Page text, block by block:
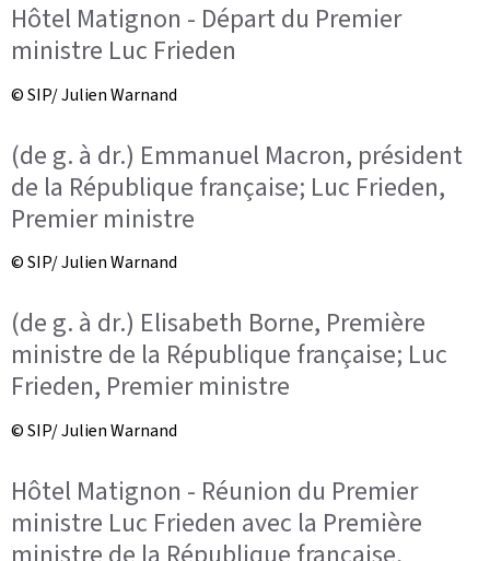
d
o
Hôtel Matignon - Départ du Premier
ministre Luc Frieden
© SIP/ Julien Warnand
(de g. à dr.) Emmanuel Macron, président
de la République française; Luc Frieden,
Premier ministre
© SIP/ Julien Warnand
(de g. à dr.) Elisabeth Borne, Première
ministre de la République française; Luc
Frieden, Premier ministre
© SIP/ Julien Warnand
Hôtel Matignon - Réunion du Premier
ministre Luc Frieden avec la Première
ministre de la République française,